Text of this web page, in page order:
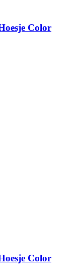
Color
Color